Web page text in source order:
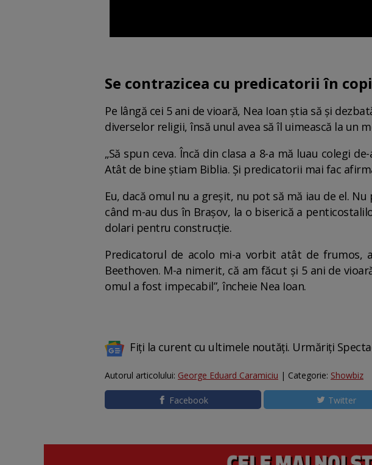
Se contrazicea cu predicatorii în
Pe lângă cei 5 ani de vioară, Nea Ioan știa să și
diverselor religii, însă unul avea să îl uimească la un
„Să spun ceva. Încă din clasa a 8-a mă luau colegi
Atât de bine știam Biblia. Și predicatorii mai fac
Eu, dacă omul nu a greșit, nu pot să mă iau de el.
când m-au dus în Brașov, la o biserică a
dolari pentru construcție.
Predicatorul de acolo mi-a vorbit atât de
Beethoven. M-a nimerit, că am făcut și 5 ani de
omul a fost impecabil”, încheie Nea Ioan.
Fiți la curent cu ultimele noutăți. Urmăriți
Autorul articolului: George Eduard Caramiciu | Categorie: Showbiz
Facebook Twitter